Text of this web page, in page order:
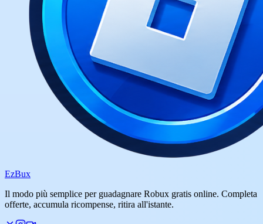
EzBux
Il modo più semplice per guadagnare Robux gratis online. Completa
offerte, accumula ricompense, ritira all'istante.